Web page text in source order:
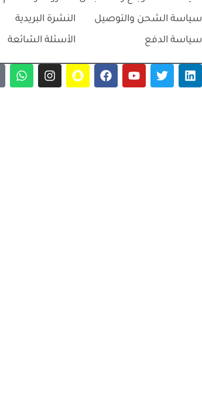
سياسة الشحن والتوصيل
سياسة الدفع
النشرة البريدية
الأسئلة الشائعة